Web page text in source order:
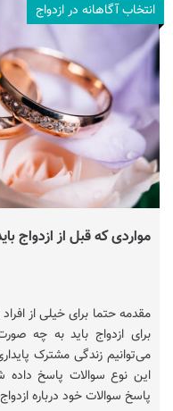
انتخاب آگاهانه در ازدواج
مواردی که قبل از ازدواج
مقدمه حتما برای خیلی از
برای ازدواج باید به چه
می‌توانیم زندگی مشترک
این نوع سوالات پاسخ داده
پاسخ سوالات خود درباره